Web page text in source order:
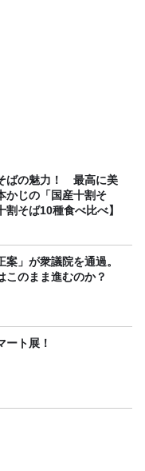
ばの魅力！ 最高に美
かじの「国産十割そ
割そば10種食べ比べ】
案」が衆議院を通過。
このまま進むのか？
ート展！